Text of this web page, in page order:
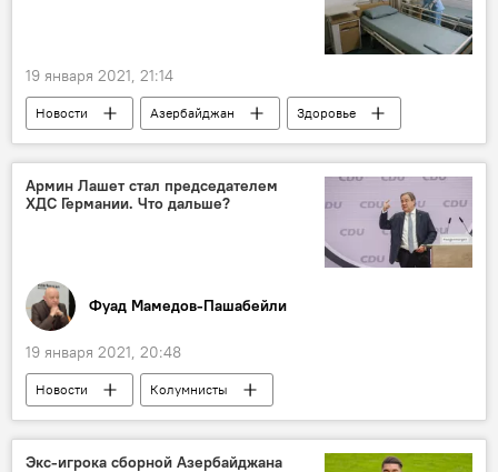
19 января 2021, 21:14
Новости Азербайджан
Здоровье
ЖИЗНЬ
Экономика
ОМС
Статистика
Армин Лашет стал председателем
ХДС Германии. Что дальше?
Фуад Мамедов-Пашабейли
19 января 2021, 20:48
Новости
Колумнисты
Новости мира
Экс-игрока сборной Азербайджана